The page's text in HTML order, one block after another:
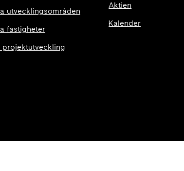
utvecklingsområden
fastigheter
projektutveckling
Aktien
Kalender